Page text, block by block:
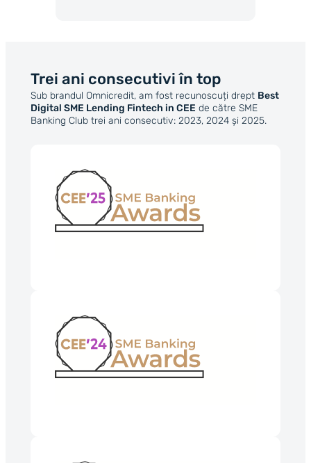
Trei ani consecutivi în top
Sub brandul Omnicredit, am fost recunoscuți drept Best
Digital SME Lending Fintech in CEE de către SME
Banking Club trei ani consecutiv: 2023, 2024 și 2025.